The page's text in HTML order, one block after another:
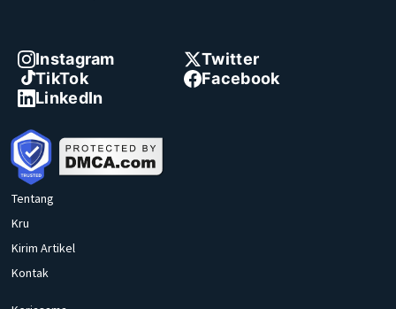
Instagram
Twitter
TikTok
Facebook
LinkedIn
Tentang
Kru
Kirim Artikel
Kontak